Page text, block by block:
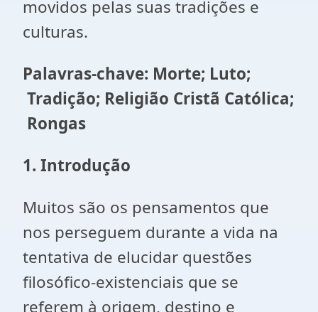
movidos pelas suas tradições e
culturas.
Palavras-chave: Morte; Luto;
Tradição; Religião Cristã Católica;
Rongas
1. Introdução
Muitos são os pensamentos que
nos perseguem durante a vida na
tentativa de elucidar questões
filosófico-existenciais que se
referem à origem, destino e